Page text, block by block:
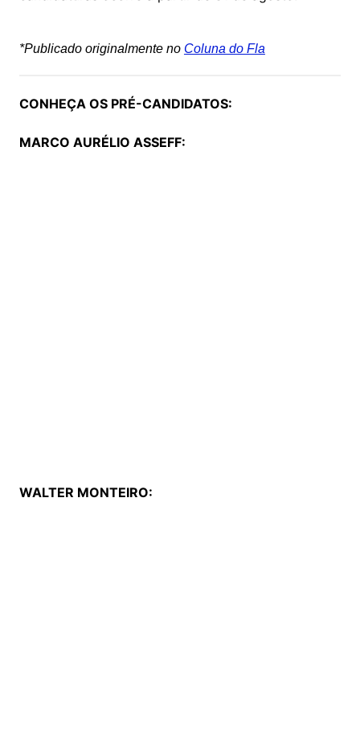
*Publicado originalmente no Coluna do Fla
CONHEÇA OS PRÉ-CANDIDATOS:
MARCO AURÉLIO ASSEFF:
WALTER MONTEIRO: